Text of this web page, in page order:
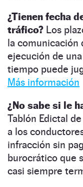
¿Tienen fecha
tráfico? Los
la comunicación
ejecución de
tiempo puede
Más información
¿No sabe si le
Tablón Edictal
a los
infracción sin
burocrático que
casi siempre